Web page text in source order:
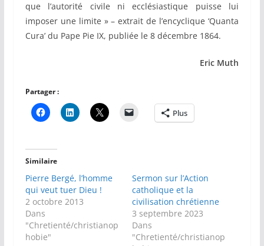
que l’autorité civile ni ecclésiastique puisse lui
imposer une limite » – extrait de l’encyclique ‘Quanta
Cura’ du Pape Pie IX, publiée le 8 décembre 1864.
Eric Muth
Partager :
Plus
Similaire
Pierre Bergé, l’homme
qui veut tuer Dieu !
2 octobre 2013
Dans
"Chretienté/christianop
hobie"
Sermon sur l’Action
catholique et la
civilisation chrétienne
3 septembre 2023
Dans
"Chretienté/christianop